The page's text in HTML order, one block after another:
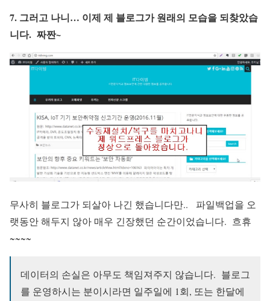
7. 그러고 나니… 이제 제 블로그가 원래의 모습을 되찾았습
니다. 짜짠~
무사히 블로그가 되살아 나긴 했습니다만.. 파일백업을 오
랫동안 해두지 않아 매우 긴장했던 순간이었습니다. 흐휴
~~~~
데이터의 손실은 아무도 책임져주지 않습니다. 블로그
를 운영하시는 분이시라면 일주일에 1회, 또는 한달에